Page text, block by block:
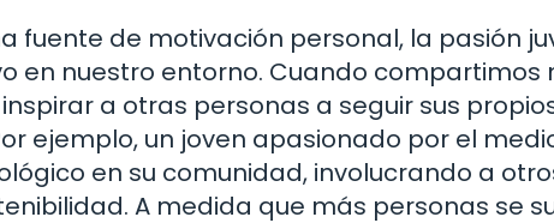
fuente de motivación personal, la pasión
en nuestro entorno. Cuando compartimos
a otras personas a seguir sus
ejemplo, un joven apasionado por el
en su comunidad, involucrando a
A medida que más personas se